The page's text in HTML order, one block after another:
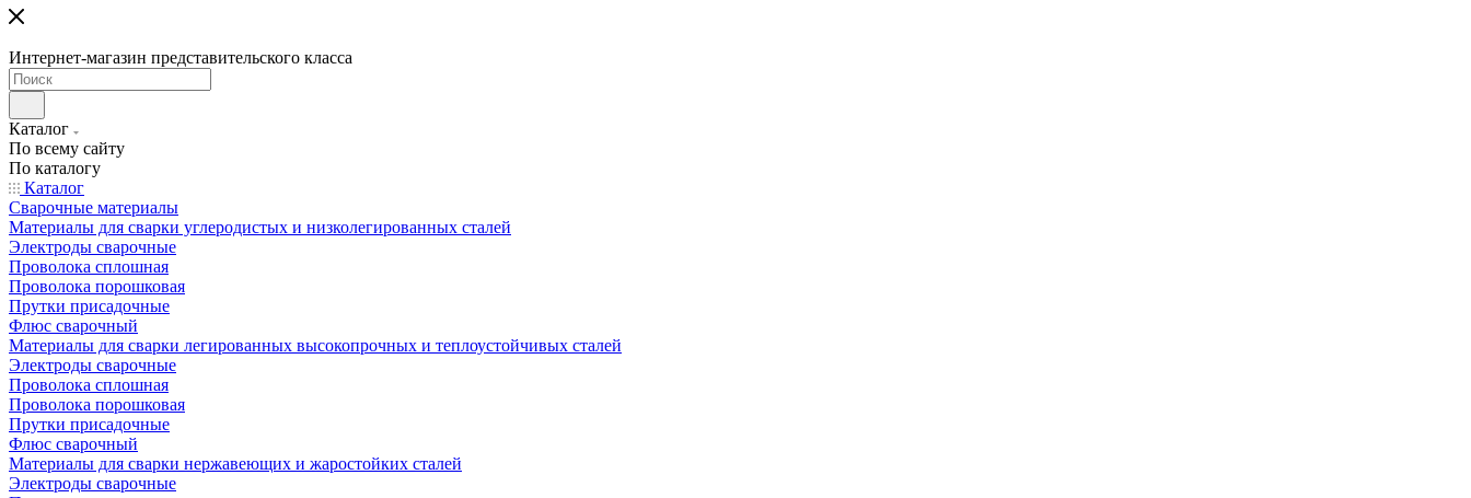
Интернет-магазин представительского класса
Каталог
По всему сайту
По каталогу
Каталог
Сварочные материалы
Материалы для сварки углеродистых и низколегированных сталей
Электроды сварочные
Проволока сплошная
Проволока порошковая
Прутки присадочные
Флюс сварочный
Материалы для сварки легированных высокопрочных и теплоустойчивых сталей
Электроды сварочные
Проволока сплошная
Проволока порошковая
Прутки присадочные
Флюс сварочный
Материалы для сварки нержавеющих и жаростойких сталей
Электроды сварочные